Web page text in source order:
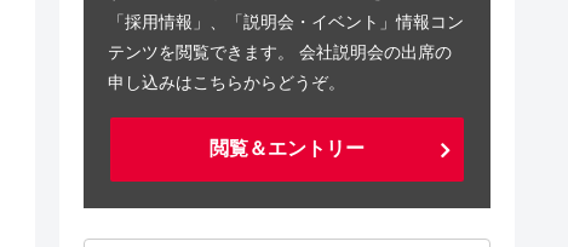
「採用情報」、「説明会・イベント」情報コン
テンツを閲覧できます。 会社説明会の出席の
申し込みはこちらからどうぞ。
閲覧＆エントリー